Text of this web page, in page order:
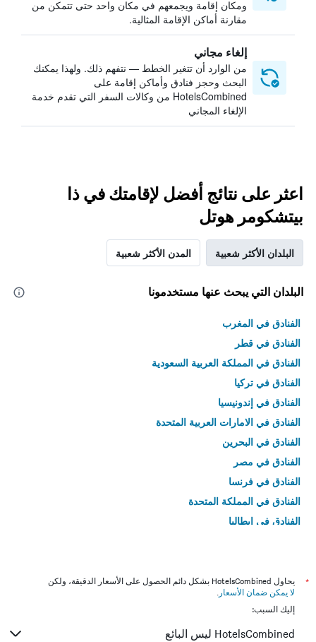
ومكان إقامة ويجمعهم في مكان واحد حتى تتمكن من
مقارنة أماكن الإقامة المثالية.
إلغاء مجاني
من الوارد أن تتغير الخطط — نتفهم ذلك. ولهذا يمكنك
البحث وحجز فنادق وأماكن إقامة على
HotelsCombined من وكالات السفر التي تقدم خدمة
الإلغاء المجاني
اعثر على نتائج أفضل لإقامتك في ذا
بيتشكومر هوتل
البلدان الأكثر شعبية المدن الأكثر شعبية
البلدان التي يبحث عنها مستخدمونا
الفنادق في المغرب
الفنادق في قطر
الفنادق في المملكة العربية السعودية
الفنادق في تركيا
الفنادق في إندونيسيا
الفنادق في الامارات العربية المتحدة
الفنادق في البحرين
الفنادق في مصر
الفنادق في فرنسا
الفنادق في المملكة المتحدة
الفنادق في إيطاليا
*
يحاول HotelsCombined بشكل دائم الحصول على الأسعار الدقيقة، ولكن
لا يمكن ضمان الأسعار .
إليك السبب:
HotelsCombined ليس البائع